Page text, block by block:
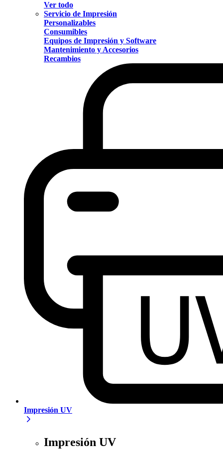
Ver todo
Servicio de Impresión
Personalizables
Consumibles
Equipos de Impresión y Software
Mantenimiento y Accesorios
Recambios
Impresión UV
Impresión UV